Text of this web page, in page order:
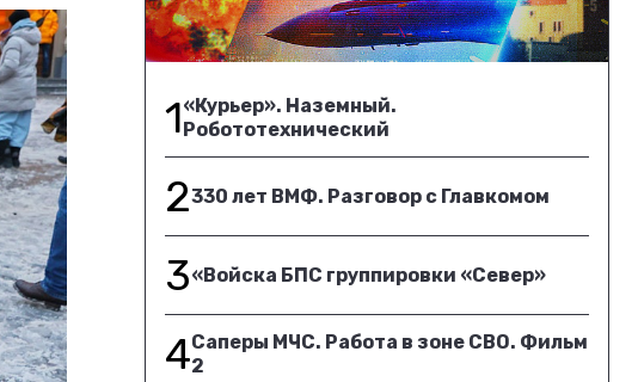
1«Курьер». Наземный.
Робототехнический
2330 лет ВМФ. Разговор с Главкомом
3«Войска БПС группировки «Север»
4Саперы МЧС. Работа в зоне СВО. Фильм
2